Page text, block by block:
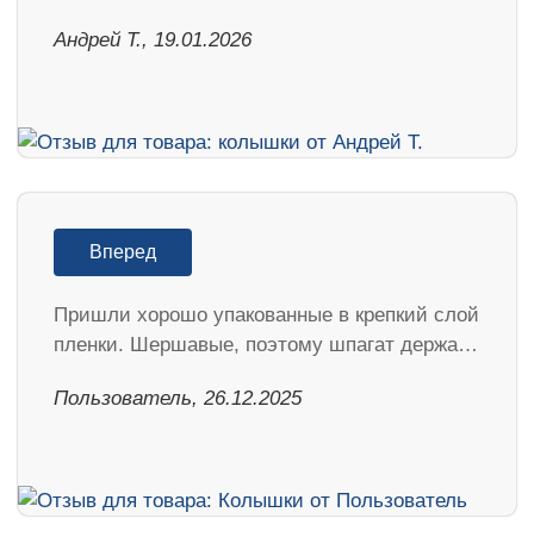
Андрей Т., 19.01.2026
Вперед
Пришли хорошо упакованные в крепкий слой
пленки. Шершавые, поэтому шпагат держа…
Пользователь, 26.12.2025